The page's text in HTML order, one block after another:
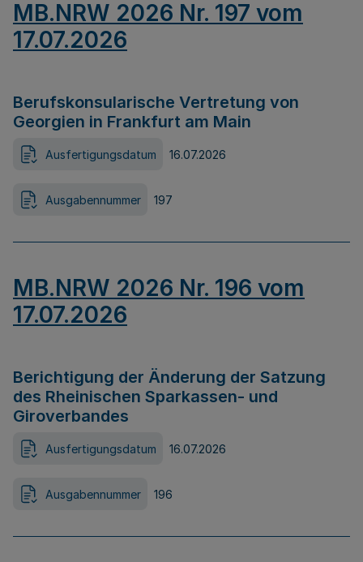
MB.NRW 2026 Nr. 197 vom
17.07.2026
Berufskonsularische Vertretung von
Georgien in Frankfurt am Main
Ausfertigungsdatum 16.07.2026
Ausgabennummer 197
MB.NRW 2026 Nr. 196 vom
17.07.2026
Berichtigung der Änderung der Satzung
des Rheinischen Sparkassen- und
Giroverbandes
Ausfertigungsdatum 16.07.2026
Ausgabennummer 196